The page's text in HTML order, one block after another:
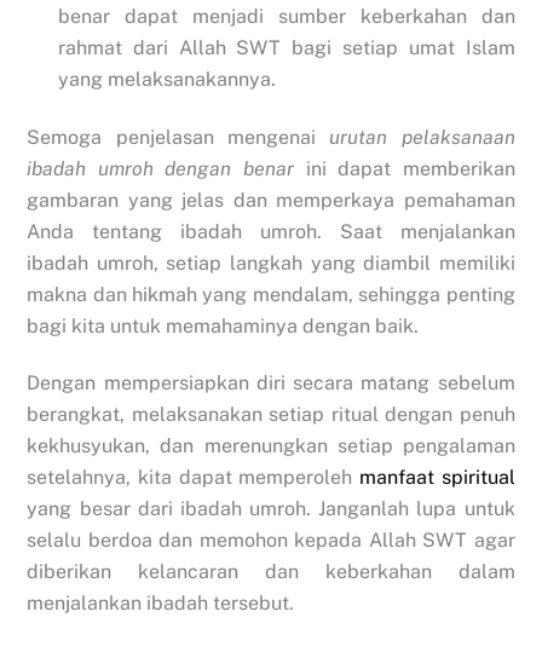
benar dapat menjadi sumber keberkahan dan
rahmat dari Allah SWT bagi setiap umat Islam
yang melaksanakannya.
Semoga penjelasan mengenai urutan pelaksanaan
ibadah umroh dengan benar ini dapat memberikan
gambaran yang jelas dan memperkaya pemahaman
Anda tentang ibadah umroh. Saat menjalankan
ibadah umroh, setiap langkah yang diambil memiliki
makna dan hikmah yang mendalam, sehingga penting
bagi kita untuk memahaminya dengan baik.
Dengan mempersiapkan diri secara matang sebelum
berangkat, melaksanakan setiap ritual dengan penuh
kekhusyukan, dan merenungkan setiap pengalaman
setelahnya, kita dapat memperoleh manfaat spiritual
yang besar dari ibadah umroh. Janganlah lupa untuk
selalu berdoa dan memohon kepada Allah SWT agar
diberikan kelancaran dan keberkahan dalam
menjalankan ibadah tersebut.